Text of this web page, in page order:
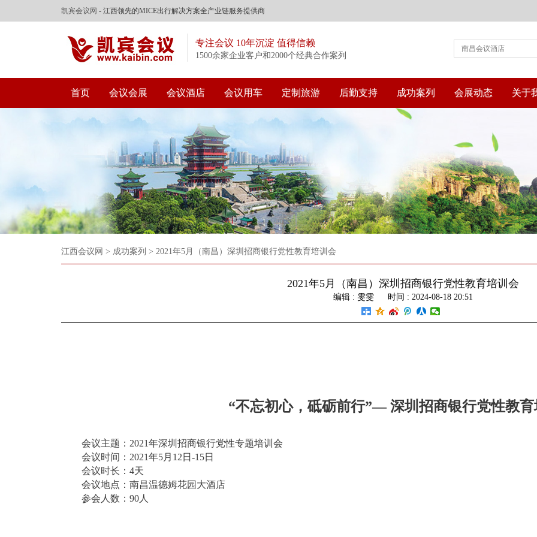
凯宾会议网 - 江西领先的MICE出行解决方案全产业链服务提供商
专注会议 10年沉淀 值得信赖
1500余家企业客户和2000个经典合作案列
首页 会议会展 会议酒店 会议用车 定制旅游 后勤支持 成功案列 会展动态 关于
江西会议网 > 成功案列 > 2021年5月（南昌）深圳招商银行党性教育培训会
2021年5月（南昌）深圳招商银行党性教育培训会
编辑 : 雯雯 时间 : 2024-08-18 20:51
“不忘初心，砥砺前行”— 深圳招商银行党性教
会议主题：2021年深圳招商银行党性专题培训会
会议时间：2021年5月12日-15日
会议时长：4天
会议地点：南昌温德姆花园大酒店
参会人数：90人